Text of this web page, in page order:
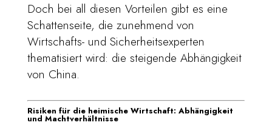
Doch bei all diesen Vorteilen gibt es eine
Schattenseite, die zunehmend von
Wirtschafts- und Sicherheitsexperten
thematisiert wird: die steigende Abhängigkeit
von China.
Risiken für die heimische Wirtschaft: Abhängigkeit
und Machtverhältnisse